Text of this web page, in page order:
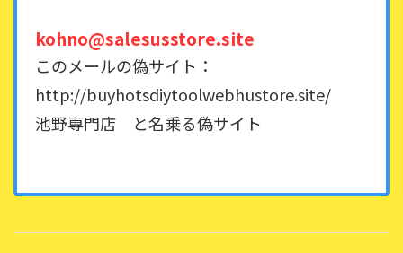
kohno@salesusstore.site
このメールの偽サイト：
http://buyhotsdiytoolwebhustore.site/
池野専門店 と名乗る偽サイト